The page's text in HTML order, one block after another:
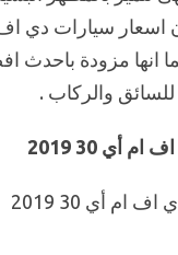
انها مزودة باحدث
للسائق والركاب .